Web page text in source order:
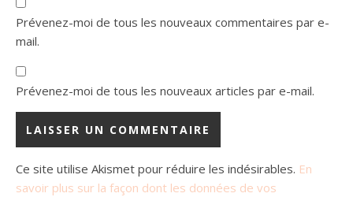
Prévenez-moi de tous les nouveaux commentaires par e-
mail.
Prévenez-moi de tous les nouveaux articles par e-mail.
Ce site utilise Akismet pour réduire les indésirables. En
savoir plus sur la façon dont les données de vos